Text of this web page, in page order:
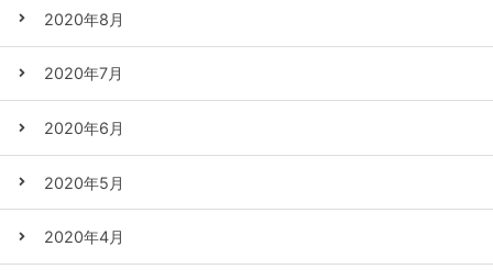
2020年8月
2020年7月
2020年6月
2020年5月
2020年4月